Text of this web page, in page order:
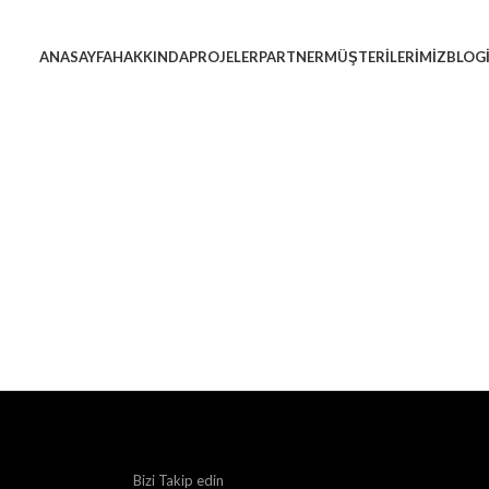
ANASAYFAHAKKINDAPROJELERPARTNERMÜŞTERİLERİMİZBLOG
Bizi Takip edin